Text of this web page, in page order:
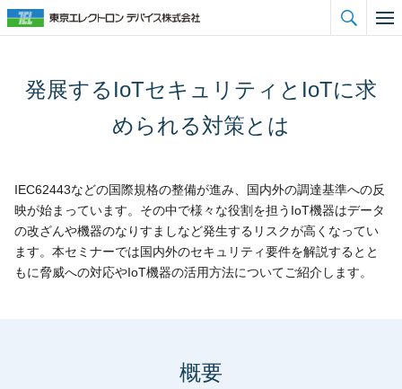

発展するIoTセキュリティとIoTに求
められる対策とは
IEC62443などの国際規格の整備が進み、国内外の調達基準への反
映が始まっています。その中で様々な役割を担うIoT機器はデータ
の改ざんや機器のなりすましなど発生するリスクが高くなってい
ます。本セミナーでは国内外のセキュリティ要件を解説するとと
もに脅威への対応やIoT機器の活用方法についてご紹介します。
概要